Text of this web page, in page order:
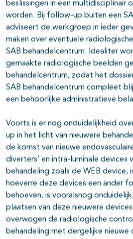
beslissingen in een multidisciplinair
worden. Bij follow-up buiten een
adviseert de werkgroep in ieder
maken over eventuele
SAB behandelcentrum. Idealiter
gemaakte radiologische beelden
behandelcentrum, zodat het
SAB behandelcentrum compleet
een behoorlijke administratieve
Voorts is er nog onduidelijkheid
up in het licht van nieuwere
de komst van nieuwe
diverters’ en intra-luminale devices
behandeling zoals de WEB device,
hoeverre deze devices een ander
behoeven, is vooralsnog
plaatsen van deze nieuwere
overwogen de radiologische
behandeling met dergelijke nieuwe